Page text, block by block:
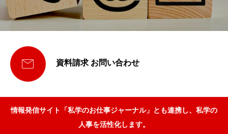
 資料請求 お問い合わせ
情報発信サイト「私学のお仕事ジャーナル」とも連携し、私学の
人事を活性化します。